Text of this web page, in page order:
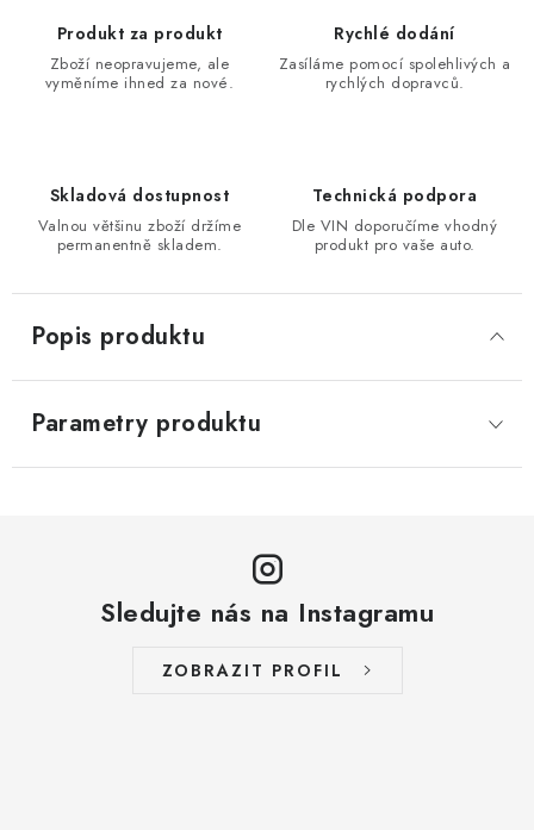
Produkt za produkt
Zboží neopravujeme, ale
vyměníme ihned za nové.
Rychlé dodání
Zasíláme pomocí spolehlivých a
rychlých dopravců.
Skladová dostupnost
Valnou většinu zboží držíme
permanentně skladem.
Technická podpora
Dle VIN doporučíme vhodný
produkt pro vaše auto.
Popis produktu
Parametry produktu
Sledujte nás na Instagramu
ZOBRAZIT PROFIL